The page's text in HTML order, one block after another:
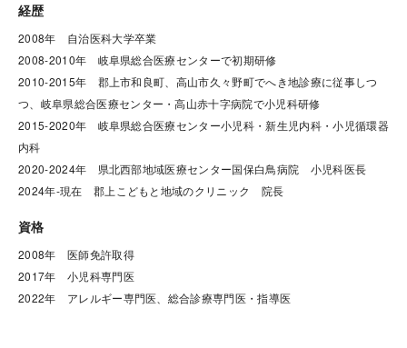
経歴
2008年　自治医科大学卒業
2008-2010年　岐阜県総合医療センターで初期研修
2010-2015年　郡上市和良町、高山市久々野町でへき地診療に従事しつ
つ、岐阜県総合医療センター・高山赤十字病院で小児科研修
2015-2020年　岐阜県総合医療センター小児科・新生児内科・小児循環器
内科
2020-2024年　県北西部地域医療センター国保白鳥病院　小児科医長
2024年-現在　郡上こどもと地域のクリニック　院長
資格
2008年　医師免許取得
2017年　小児科専門医
2022年　アレルギー専門医、総合診療専門医・指導医